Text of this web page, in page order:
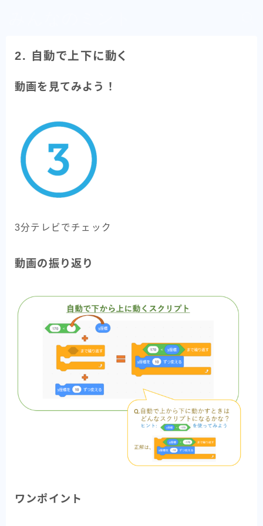
2. 自動で上下に動く
動画を見てみよう！
3分テレビでチェック
動画の振り返り
ワンポイント